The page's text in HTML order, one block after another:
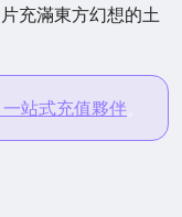
充滿東方幻想的土
站式充值夥伴